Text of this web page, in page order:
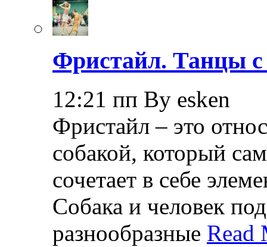
Фристайл. Танцы с
12:21 пп By esken
Фристайл – это
собакой, который
сочетает в себе
Собака и человек
разнообразные Read